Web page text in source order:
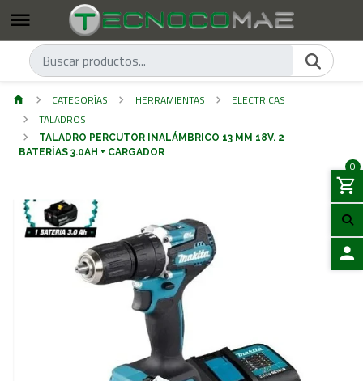
0
CATEGORÍAS HERRAMIENTAS
ELECTRICAS
TALADROS
TALADRO PERCUTOR INALÁMBRICO 13 MM 18V. 2
BATERÍAS 3.0AH + CARGADOR